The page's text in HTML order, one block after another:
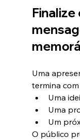
Finalize
Uma
termina com
Uma
Uma
Um
O público